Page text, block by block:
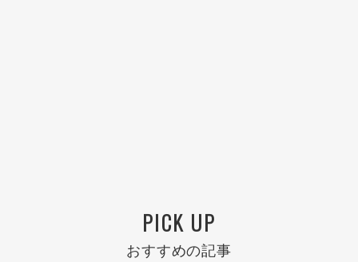
PICK UP
おすすめの記事